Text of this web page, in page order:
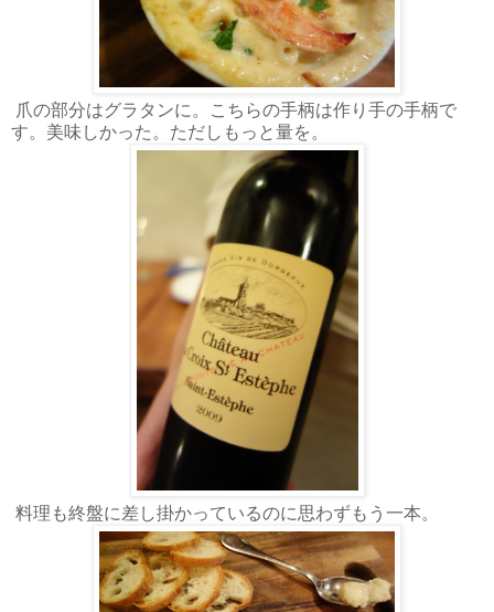
爪の部分はグラタンに。こちらの手柄は作り手の手柄で
す。美味しかった。ただしもっと量を。
料理も終盤に差し掛かっているのに思わずもう一本。